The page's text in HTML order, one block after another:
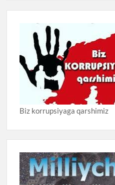
Biz korrupsiyaga qarshimiz